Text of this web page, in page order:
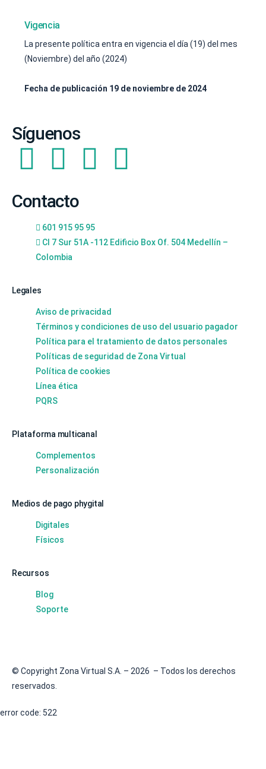
Vigencia
La presente política entra en vigencia el día (19) del mes
(Noviembre) del año (2024)
Fecha de publicación 19 de noviembre de 2024
Síguenos
Contacto
601 915 95 95
Cl 7 Sur 51A -112 Edificio Box Of. 504 Medellín –
Colombia
Legales
Aviso de privacidad
Términos y condiciones de uso del usuario pagador
Política para el tratamiento de datos personales
Políticas de seguridad de Zona Virtual
Política de cookies
Línea ética
PQRS
Plataforma multicanal
Complementos
Personalización
Medios de pago phygital
Digitales
Físicos
Recursos
Blog
Soporte
© Copyright Zona Virtual S.A. – 2026 – Todos los derechos
reservados.
error code: 522